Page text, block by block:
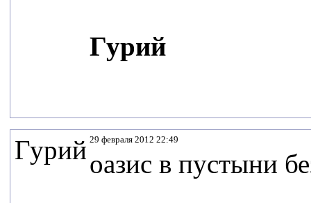
Гурий
Гурий 29 февраля 2012 22:49
оазис в пустыни